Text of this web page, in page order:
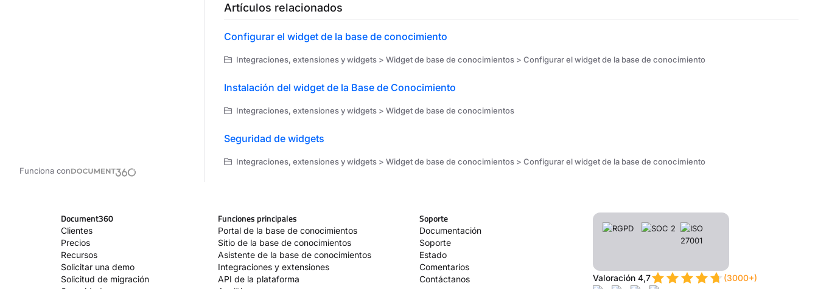
Funciona con
Artículos relacionados
Configurar el widget de la base de conocimiento
Integraciones, extensiones y widgets > Widget de base de conocimientos > Configurar el widget de la base de conocimiento
Instalación del widget de la Base de Conocimiento
Integraciones, extensiones y widgets > Widget de base de conocimientos
Seguridad de widgets
Integraciones, extensiones y widgets > Widget de base de conocimientos > Configurar el widget de la base de conocimiento
Document360
Clientes
Precios
Recursos
Solicitar una demo
Solicitud de migración
Funciones principales
Portal de la base de conocimientos
Sitio de la base de conocimientos
Asistente de la base de conocimientos
Integraciones y extensiones
API de la plataforma
Soporte
Documentación
Soporte
Estado
Comentarios
Contáctanos
Valoración 4,7 (3000+)